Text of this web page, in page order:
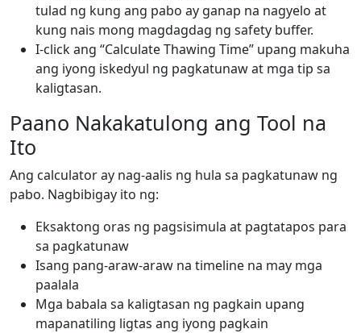
tulad ng kung ang pabo ay ganap na nagyelo at
kung nais mong magdagdag ng safety buffer.
I-click ang “Calculate Thawing Time” upang makuha
ang iyong iskedyul ng pagkatunaw at mga tip sa
kaligtasan.
Paano Nakakatulong ang Tool na
Ito
Ang calculator ay nag-aalis ng hula sa pagkatunaw ng
pabo. Nagbibigay ito ng:
Eksaktong oras ng pagsisimula at pagtatapos para
sa pagkatunaw
Isang pang-araw-araw na timeline na may mga
paalala
Mga babala sa kaligtasan ng pagkain upang
mapanatiling ligtas ang iyong pagkain